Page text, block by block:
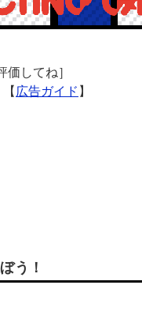
価してね］
【 広告ガイド 】
う！